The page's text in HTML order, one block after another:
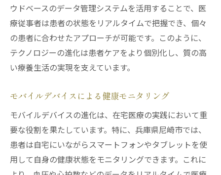
ウドベースのデータ管理システムを活用することで、医
療従事者は患者の状態をリアルタイムで把握でき、個々
の患者に合わせたアプローチが可能です。このように、
テクノロジーの進化は患者ケアをより個別化し、質の高
い療養生活の実現を支えています。
モバイルデバイスによる健康モニタリング
モバイルデバイスの進化は、在宅医療の実践において重
要な役割を果たしています。特に、兵庫県尼崎市では、
患者は自宅にいながらスマートフォンやタブレットを使
用して自身の健康状態をモニタリングできます。これに